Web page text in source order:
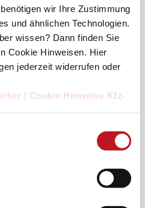
wir Ihre Zustimmung
und ähnlichen Technologien.
wissen? Dann finden Sie
Cookie Hinweisen. Hier
jederzeit widerrufen oder
| Cookie Hinweise Kfz-
Fahrzeuges können Sie
des ausgefüllten
bestellen.